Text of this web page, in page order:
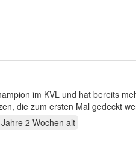
im KVL und hat bereits
2 Wochen alt